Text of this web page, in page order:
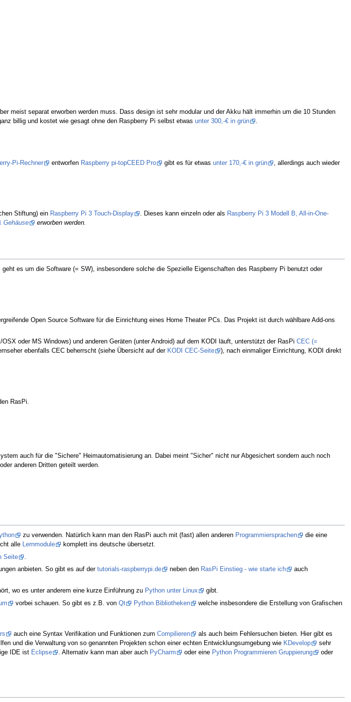
meist separat erworben werden muss. Dass design ist sehr modular und der Akku hält immerhin um die 10 Stunden
billig und kostet wie gesagt ohne den Raspberry Pi selbst etwas unter 300,-€ in grün .
Pi-Rechner entworfen Raspberry pi-topCEED Pro gibt es für etwas unter 170,-€ in grün
, allerdings auch wieder
Stiftung) ein Raspberry Pi 3 Touch-Display . Dieses kann einzeln oder als Raspberry Pi 3 Modell B, All-in-One-
Gehäuse erworben werden.
es um die Software (= SW), insbesondere solche die Spezielle Eigenschaften des Raspberry Pi benutzt oder
Open Source Software für die Einrichtung eines Home Theater PCs. Das Projekt ist durch wählbare Add-ons
oder MS Windows) und anderen Geräten (unter Android) auf dem KODI läuft, unterstützt der RasPi CEC (=
ebenfalls CEC beherrscht (siehe Übersicht auf der KODI CEC-Seite
), nach einmaliger Einrichtung, KODI direkt
RasPi.
auch für die "Sichere" Heimautomatisierung an. Dabei meint "Sicher" nicht nur Abgesichert sondern auch noch
anderen Dritten geteilt werden.
zu verwenden. Natürlich kann man den RasPi auch mit (fast) allen anderen Programmiersprachen
die eine
alle Lernmodule
komplett ins deutsche übersetzt.
Seite
anbieten. So gibt es auf der tutorials-raspberrypi.de neben den RasPi Einstieg - wie starte ich
auch
wo es unter anderem eine kurze Einführung zu Python unter Linux
gibt.
vorbei schauen. So gibt es z.B. von Qt Python Bibliotheken
welche insbesondere die Erstellung von Grafischen
auch eine Syntax Verifikation und Funktionen zum Compilieren
als auch beim Fehlersuchen bieten. Hier gibt es
und die Verwaltung von so genannten Projekten schon einer echten Entwicklungsumgebung wie KDevelop
sehr
IDE ist Eclipse . Alternativ kann man aber auch PyCharm oder eine Python Programmieren Gruppierung
oder